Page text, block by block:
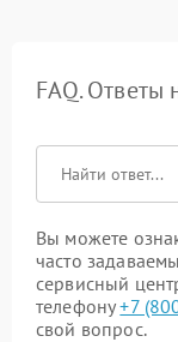
FAQ. Ответы
Вы можете
часто
сервисный
телефону+7
свой вопрос.